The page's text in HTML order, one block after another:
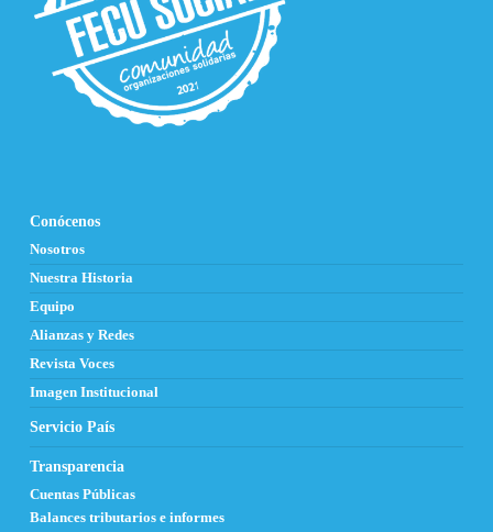
Conócenos
Nosotros
Nuestra Historia
Equipo
Alianzas y Redes
Revista Voces
Imagen Institucional
Servicio País
Transparencia
Cuentas Públicas
Balances tributarios e informes